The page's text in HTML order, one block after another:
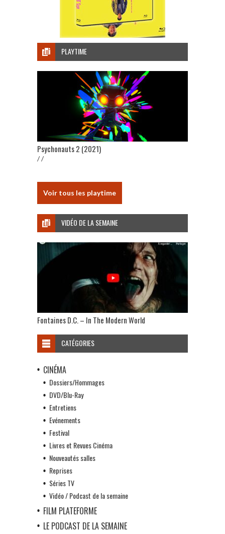
PLAYTIME
Psychonauts 2 (2021)
/ /
Voir tous les playtime
VIDÉO DE LA SEMAINE
Fontaines D.C. – In The Modern World
CATÉGORIES
CINÉMA
Dossiers/Hommages
DVD/Blu-Ray
Entretiens
Evénements
Festival
Livres et Revues Cinéma
Nouveautés salles
Reprises
Séries TV
Vidéo / Podcast de la semaine
FILM PLATEFORME
LE PODCAST DE LA SEMAINE